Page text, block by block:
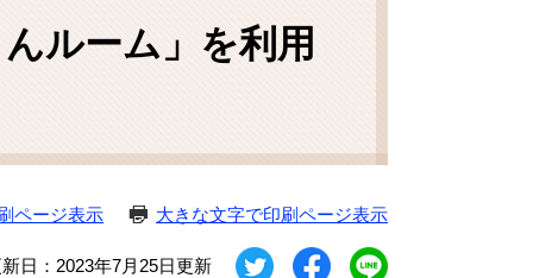
ルーム」を利用
ページ表示 大きな文字で印刷ページ表示
日：2023年7月25日更新